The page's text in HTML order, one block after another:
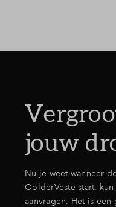
jouw
Nu je weet wanneer
OolderVeste start,
aanvragen. Het is